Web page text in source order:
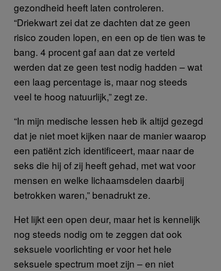
gezondheid heeft laten controleren.
“Driekwart zei dat ze dachten dat ze geen
risico zouden lopen, en een op de tien was te
bang. 4 procent gaf aan dat ze verteld
werden dat ze geen test nodig hadden – wat
een laag percentage is, maar nog steeds
veel te hoog natuurlijk,” zegt ze.
“In mijn medische lessen heb ik altijd gezegd
dat je niet moet kijken naar de manier waarop
een patiënt zich identificeert, maar naar de
seks die hij of zij heeft gehad, met wat voor
mensen en welke lichaamsdelen daarbij
betrokken waren,” benadrukt ze.
Het lijkt een open deur, maar het is kennelijk
nog steeds nodig om te zeggen dat ook
seksuele voorlichting er voor het hele
seksuele spectrum moet zijn – en niet